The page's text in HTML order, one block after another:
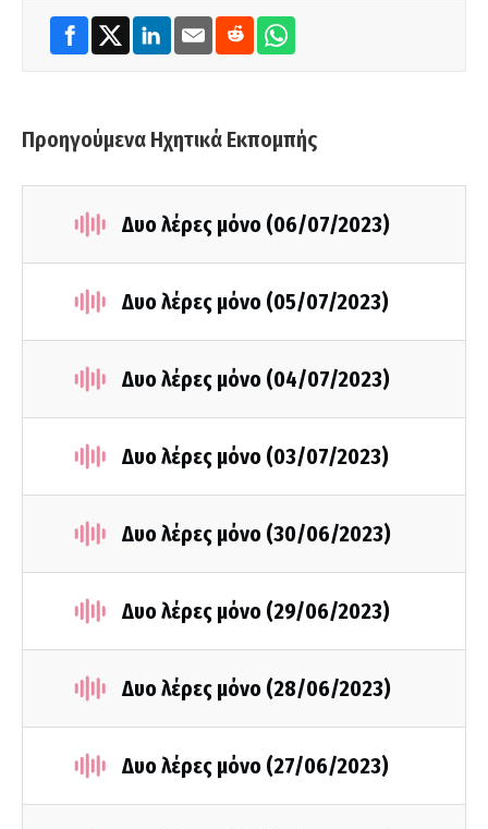
Προηγούμενα Ηχητικά Εκπομπής
Δυο λέρες μόνο (06/07/2023)
Δυο λέρες μόνο (05/07/2023)
Δυο λέρες μόνο (04/07/2023)
Δυο λέρες μόνο (03/07/2023)
Δυο λέρες μόνο (30/06/2023)
Δυο λέρες μόνο (29/06/2023)
Δυο λέρες μόνο (28/06/2023)
Δυο λέρες μόνο (27/06/2023)